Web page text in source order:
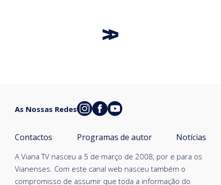
A Viana TV nasceu a 5 de março de 2008, por e para os
Vianenses. Com este canal web nasceu também o
compromisso de assumir que toda a informação do
Contactos Programas de autor Notícias
As Nossas Redes